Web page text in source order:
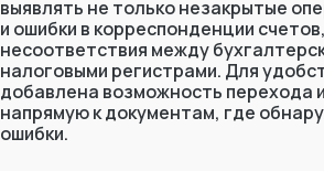
выявлять не только незакрытые
и ошибки в корреспонденции
несоответствия между
налоговыми регистрами. Для
добавлена возможность перехода
напрямую к документам, где
ошибки.